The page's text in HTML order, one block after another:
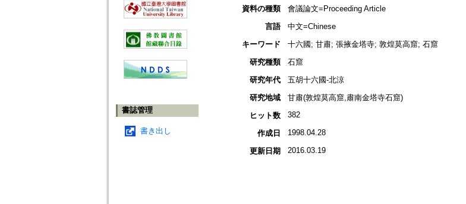
書誌管理
書き出し
資料の種類
會議論文=Proceeding Article
言語
中文=Chinese
キーワード
十六國; 甘肅; 張掖金塔寺; 敦煌莫高窟; 石窟
研究種類
石窟
研究年代
五胡十六國-北涼
研究地域
甘肅(敦煌莫高窟,肅南金塔寺石窟)
ヒット数
382
作成日 1998.04.28
更新日期 2016.03.19